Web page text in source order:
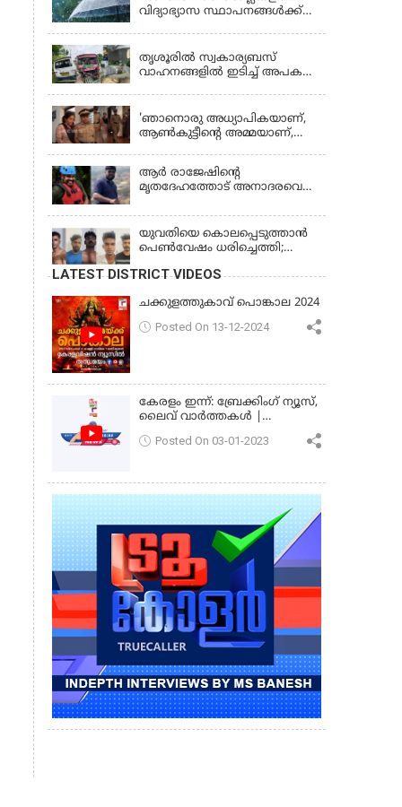
വിദ്യാഭ്യാസ സ്ഥാപനങ്ങൾക്ക്
തൃശൂരിൽ സ്വകാര്യബസ്
വാഹനങ്ങളില്‍ ഇടിച്ച് അപകടം:
'ഞാനൊരു അധ്യാപികയാണ്,
ആണ്‍കുട്ടീന്റെ അമ്മയാണ്‌,
കസ്റ്റഡിയിൽ വിട്ട് കോടതി,
ജാമ്യാപേക്ഷ തള്ളി
ആര്‍ രാജേഷിന്റെ
മൃതദേഹത്തോട് അനാദരവെന്ന്
ക്രമീകരണത്തില്‍ ഗുരുതര
വീഴ്ച; മൃതദേഹം ചാവക്കാട്
വരെ എത്തിച്ചത് ഫ്രീസര്‍
സംവിധാനം ഇല്ലാതെയെന്നും
ആരോപണം
യുവതിയെ കൊലപ്പെടുത്താൻ
പെൺവേഷം ധരിച്ചെത്തി;
LATEST DISTRICT VIDEOS
ചക്കുളത്തുകാവ് പൊങ്കാല 2024
Posted On 13-12-2024
കേരളം ഇന്ന്: ബ്രേക്കിംഗ് ന്യൂസ്,
ലൈവ് വാർത്തകൾ |
Posted On 03-01-2023